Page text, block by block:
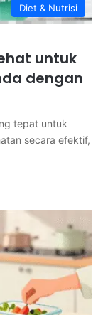
Diet & Nutrisi
untuk
dengan
tepat untuk
secara efektif,